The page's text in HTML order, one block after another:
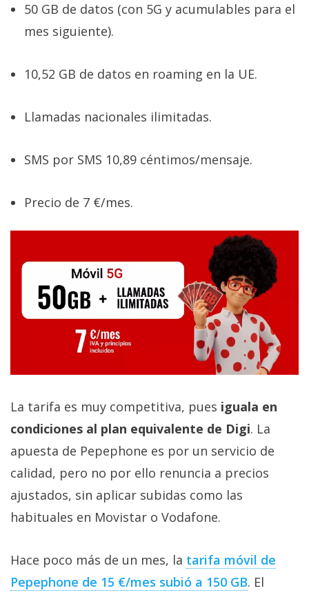
50 GB de datos (con 5G y acumulables para el
mes siguiente).
10,52 GB de datos en roaming en la UE.
Llamadas nacionales ilimitadas.
SMS por SMS 10,89 céntimos/mensaje.
Precio de 7 €/mes.
La tarifa es muy competitiva, pues iguala en
condiciones al plan equivalente de Digi. La
apuesta de Pepephone es por un servicio de
calidad, pero no por ello renuncia a precios
ajustados, sin aplicar subidas como las
habituales en Movistar o Vodafone.
Hace poco más de un mes, la tarifa móvil de
Pepephone de 15 €/mes subió a 150 GB‎. El